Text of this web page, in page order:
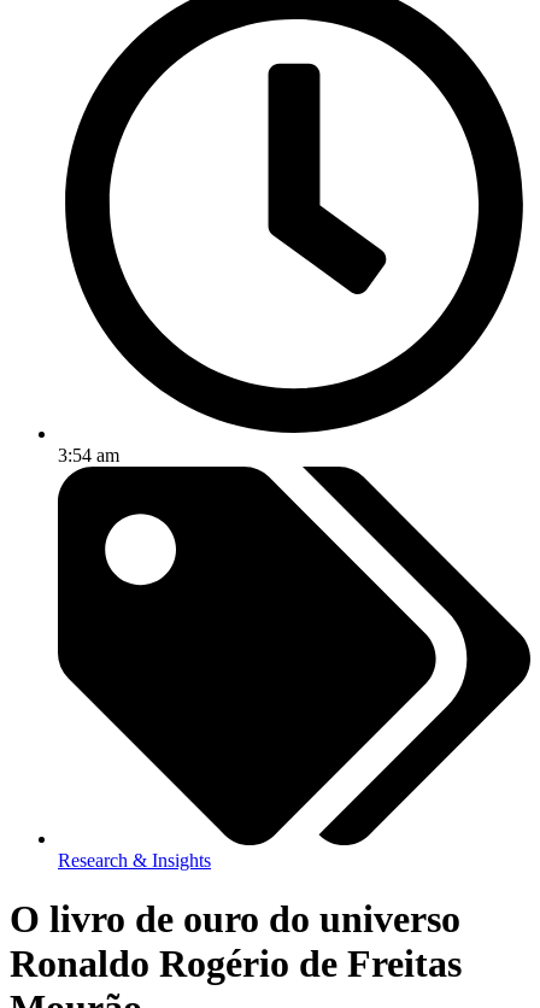
3:54 am
Research & Insights
O livro de ouro do universo
Ronaldo Rogério de Freitas